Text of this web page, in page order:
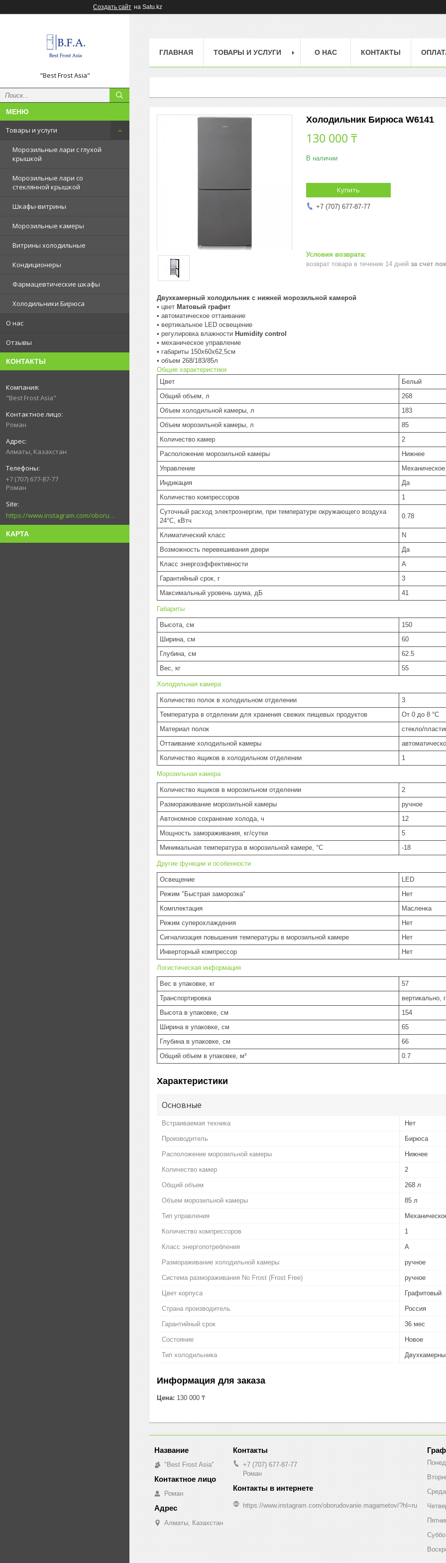
Создать сайт на Satu.kz
"Best Frost Asia"
Товары и услуги
Морозильные лари с глухой
крышкой
Морозильные лари со
стеклянной крышкой
Шкафы-витрины
Морозильные камеры
Витрины холодильные
Кондиционеры
Фармацевтические шкафы
Холодильники Бирюса
О нас
Отзывы
КОНТАКТЫ
"Best Frost Asia"
Роман
Алматы, Казахстан
+7 (707) 677-87-77
Роман
https://www.instagram.com/oborudovanie.magametov/?hl=ru
КАРТА
ГЛАВНАЯ ТОВАРЫ И УСЛУГИ О НАС КОНТАКТЫ
Холодильник Бирюса W6141
130 000 ₸
В наличии
Купить
+7 (707) 677-87-77
возврат товара в течение 14 дней за счет
Двухкамерный холодильник с нижней морозильной камерой
• цвет Матовый графит
• автоматическое оттаивание
• вертикальное LED освещение
• регулировка влажности Humidity control
• механическое управление
• габариты 150х60х62,5см
• объем 268/183/85л
Общие характеристики
Цвет
Белый
Общий объем, л
268
Объем холодильной камеры, л
183
Объем морозильной камеры, л
85
Количество камер
2
Расположение морозильной камеры
Нижнее
Управление
Механическое
Индикация
Да
Количество компрессоров
1
Суточный расход электроэнергии, при температуре окружающего воздуха
24°C, кВтч
0.78
Климатический класс
N
Возможность перевешивания двери
Да
Класс энергоэффективности
A
Гарантийный срок, г
3
Максимальный уровень шума, дБ
41
Габариты
Высота, см
150
Ширина, см
60
Глубина, см
62.5
Вес, кг
55
Холодильная камера
Количество полок в холодильном отделении
3
Температура в отделении для хранения свежих пищевых продуктов
От 0 до 8 °C
Материал полок
стекло/
Оттаивание холодильной камеры
Количество ящиков в холодильном отделении
1
Морозильная камера
Количество ящиков в морозильном отделении
2
Размораживание морозильной камеры
ручное
Автономное сохранение холода, ч
12
Мощность замораживания, кг/сутки
5
Минимальная температура в морозильной камере, °C
-18
Другие функции и особенности
Освещение
LED
Режим "Быстрая заморозка"
Нет
Комплектация
Масленка
Режим суперохлаждения
Нет
Сигнализация повышения температуры в морозильной камере
Нет
Инверторный компрессор
Нет
Логистическая информация
Вес в упаковке, кг
57
Транспортировка
вертикально,
Высота в упаковке, см
154
Ширина в упаковке, см
65
Глубина в упаковке, см
66
Общий объем в упаковке, м³
0.7
Характеристики
Основные
Встраиваемая техника Нет
Производитель Бирюса
Расположение морозильной камеры Нижнее
Количество камер 2
Общий объем 268 л
Объем морозильной камеры 85 л
Тип управления
Количество компрессоров 1
Класс энергопотребления A
Размораживание холодильной камеры ручное
Система размораживания No Frost (Frost Free) ручное
Цвет корпуса Графитовый
Страна производитель Россия
Гарантийный срок 36 мес
Состояние Новое
Тип холодильника
Информация для заказа
Цена: 130 000 ₸
"Best Frost Asia"
Роман
Алматы, Казахстан
+7 (707) 677-87-77
Роман
https://www.instagram.com/oborudovanie.magametov/?hl=ru
Среда